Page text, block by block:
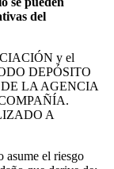
del
y el
DEPÓSITO
LA AGENCIA
A
asume el riesgo